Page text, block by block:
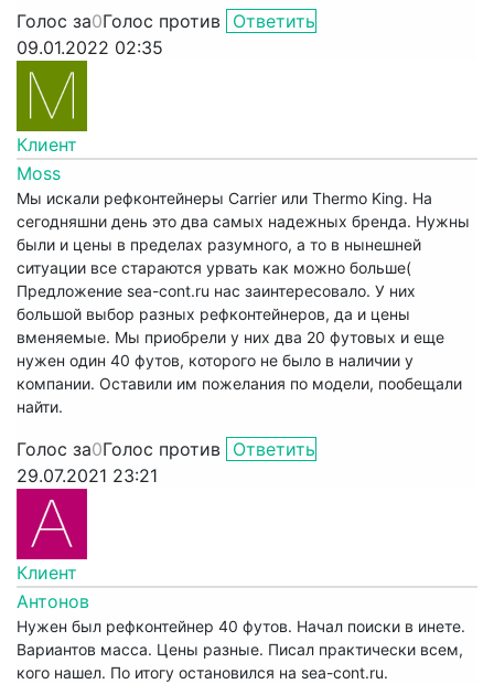
Голос за0Голос против Ответить
09.01.2022 02:35
Клиент
Moss
Мы искали рефконтейнеры Carrier или Thermo King. На
сегодняшни день это два самых надежных бренда. Нужны
были и цены в пределах разумного, а то в нынешней
ситуации все стараются урвать как можно больше(
Предложение sea-cont.ru нас заинтересовало. У них
большой выбор разных рефконтейнеров, да и цены
вменяемые. Мы приобрели у них два 20 футовых и еще
нужен один 40 футов, которого не было в наличии у
компании. Оставили им пожелания по модели, пообещали
найти.
Голос за0Голос против Ответить
29.07.2021 23:21
Клиент
Антонов
Нужен был рефконтейнер 40 футов. Начал поиски в инете.
Вариантов масса. Цены разные. Писал практически всем,
кого нашел. По итогу остановился на sea-cont.ru.